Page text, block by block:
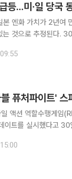
등...미·일 당국
본 엔화 가치가 2년여
현지시간) 블룸버그통신에 따르면 뉴욕 외환시장에서 엔
가치가 올라갔다는 이
퓨처파이트' 스
액션 역할수행게임
다고 30일 밝혔다. 이번 업데이트에서 △스
트를 진행한다. 영화